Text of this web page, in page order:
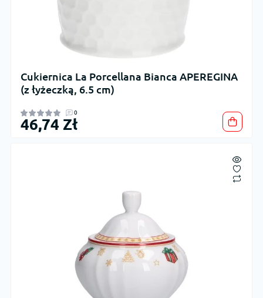
Cukiernica La Porcellana Bianca APEREGINA
(z łyżeczką, 6.5 cm)
0
46,74 Zł